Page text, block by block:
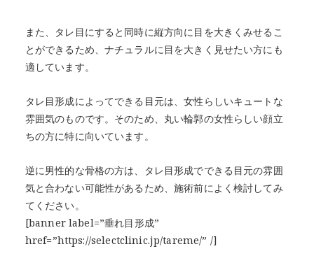
また、タレ目にすると同時に縦方向に目を大きくみせるこ
とができるため、ナチュラルに目を大きく見せたい方にも
適しています。
タレ目形成によってできる目元は、女性らしいキュートな
雰囲気のものです。そのため、丸い輪郭の女性らしい顔立
ちの方に特に向いています。
逆に男性的な骨格の方は、タレ目形成でできる目元の雰囲
気と合わない可能性があるため、施術前によく検討してみ
てください。
[banner label=”垂れ目形成”
href=”https://selectclinic.jp/tareme/” /]